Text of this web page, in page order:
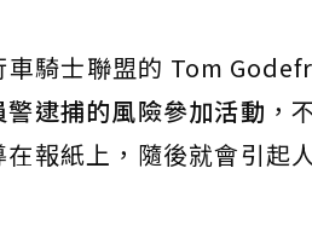
車騎士聯盟的 Tom
警逮捕的風險參加活動 ，
報紙上，隨後就會引起